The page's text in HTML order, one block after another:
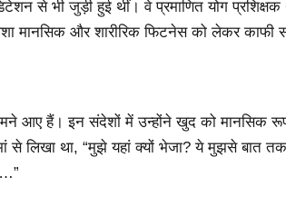
से भी जुड़ी हुई थीं। वे प्रमाणित योग
मानसिक और शारीरिक फिटनेस को लेकर काफी
आए हैं। इन संदेशों में उन्होंने खुद को मानसिक
से लिखा था, “मुझे यहां क्यों भेजा? ये मुझसे बात